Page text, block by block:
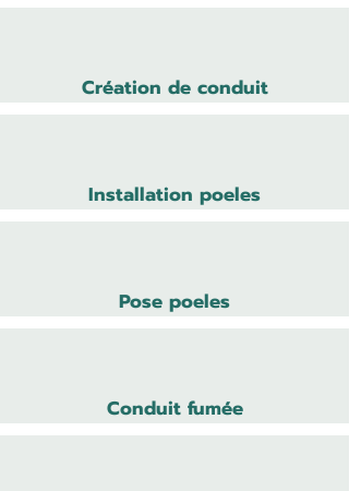
Création de conduit
Installation poeles
Pose poeles
Conduit fumée